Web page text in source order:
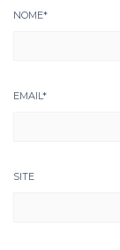
NOME*
EMAIL*
SITE